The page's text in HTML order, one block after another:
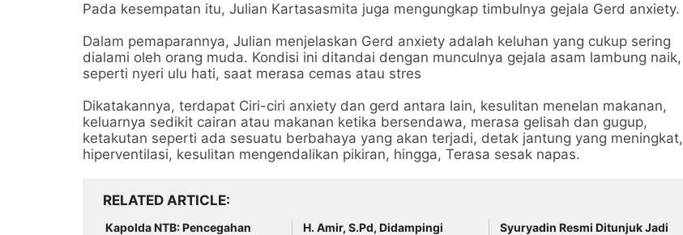
Pada kesempatan itu, Julian Kartasasmita juga mengungkap timbulnya gejala Gerd anxiety.
Dalam pemaparannya, Julian menjelaskan Gerd anxiety adalah keluhan yang cukup sering
dialami oleh orang muda. Kondisi ini ditandai dengan munculnya gejala asam lambung naik,
seperti nyeri ulu hati, saat merasa cemas atau stres
Dikatakannya, terdapat Ciri-ciri anxiety dan gerd antara lain, kesulitan menelan makanan,
keluarnya sedikit cairan atau makanan ketika bersendawa, merasa gelisah dan gugup,
ketakutan seperti ada sesuatu berbahaya yang akan terjadi, detak jantung yang meningkat,
hiperventilasi, kesulitan mengendalikan pikiran, hingga, Terasa sesak napas.
RELATED ARTICLE
Kapolda NTB: Pencegahan
H. Amir, S.Pd, Didampingi
Syuryadin Resmi Ditunjuk Jadi